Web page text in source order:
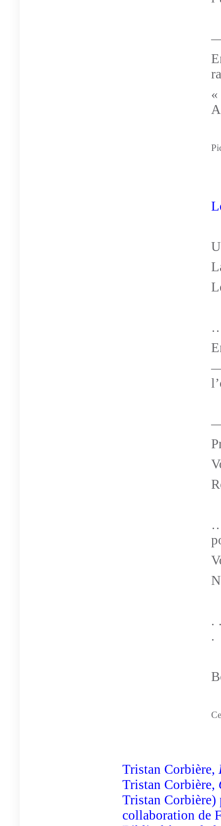
—
—
.
.
Tristan Corbière,
Tristan Corbière,
Tristan Corbière)
collaboration de